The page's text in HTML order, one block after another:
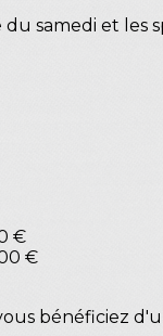
samedi et les
€
€
bénéficiez